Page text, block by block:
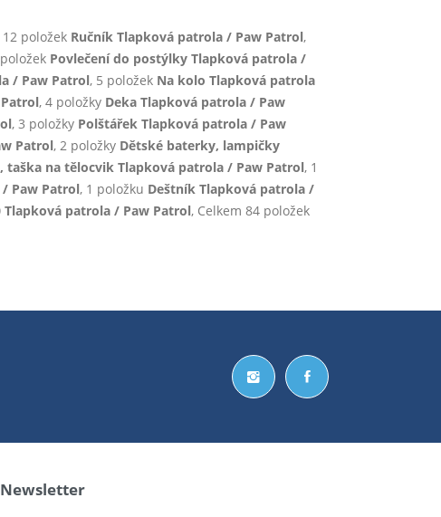
12 položek Ručník Tlapková patrola / Paw Patrol,
Povlečení do postýlky Tlapková patrola /
/ Paw Patrol, 5 položek Na kolo Tlapková patrola
, 4 položky Deka Tlapková patrola / Paw
, 3 položky Polštářek Tlapková patrola / Paw
Patrol, 2 položky Dětské baterky, lampičky
taška na tělocvik Tlapková patrola / Paw Patrol, 1
Paw Patrol, 1 položku Deštník Tlapková patrola /
patrola / Paw Patrol, Celkem 84 položek
Newsletter